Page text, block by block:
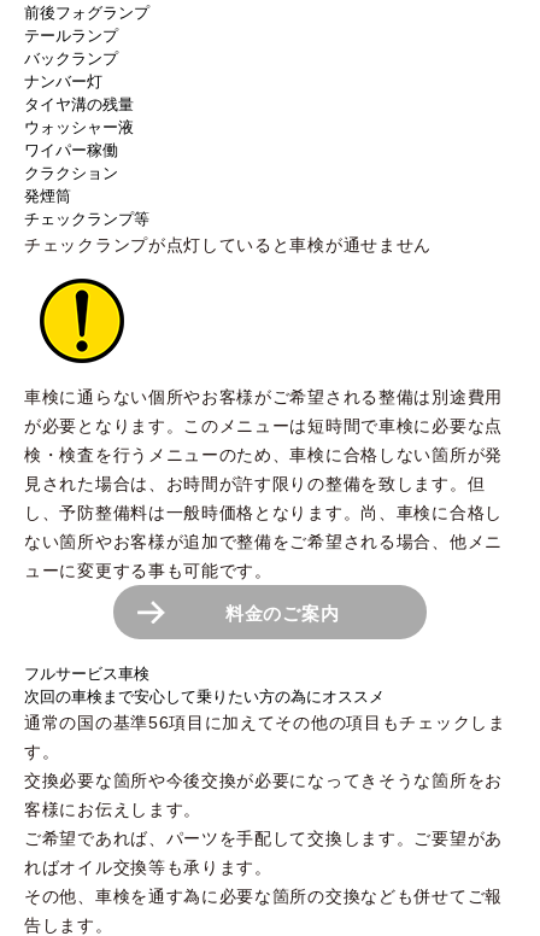
前後フォグランプ
テールランプ
バックランプ
ナンバー灯
タイヤ溝の残量
ウォッシャー液
ワイパー稼働
クラクション
発煙筒
チェックランプ等
チェックランプが点灯していると車検が通せません
車検に通らない個所やお客様がご希望される整備は別途費用
が必要となります。このメニューは短時間で車検に必要な点
検・検査を行うメニューのため、車検に合格しない箇所が発
見された場合は、お時間が許す限りの整備を致します。但
し、予防整備料は一般時価格となります。尚、車検に合格し
ない箇所やお客様が追加で整備をご希望される場合、他メニ
ューに変更する事も可能です。
料金のご案内
フルサービス車検
次回の車検まで安心して乗りたい方の為にオススメ
通常の国の基準56項目に加えてその他の項目もチェックしま
す。
交換必要な箇所や今後交換が必要になってきそうな箇所をお
客様にお伝えします。
ご希望であれば、パーツを手配して交換します。ご要望があ
ればオイル交換等も承ります。
その他、車検を通す為に必要な箇所の交換なども併せてご報
告します。